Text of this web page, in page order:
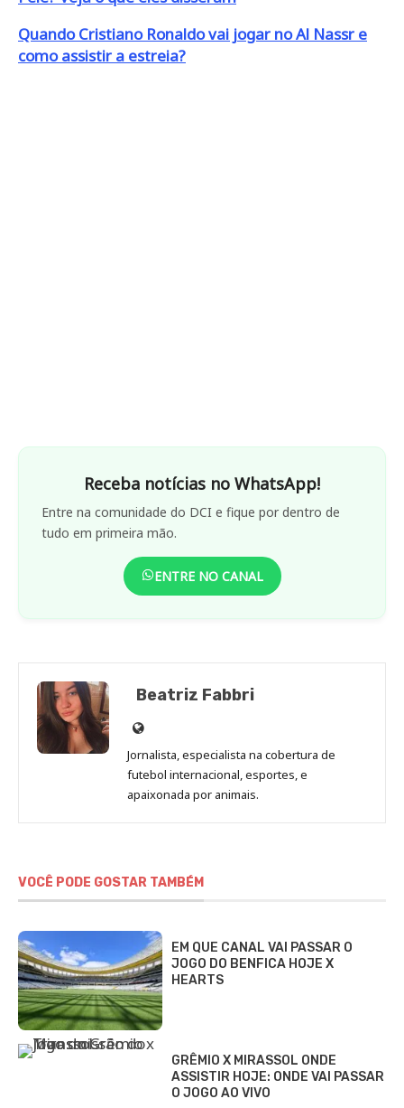
Quando Cristiano Ronaldo vai jogar no Al Nassr e
como assistir a estreia?
Receba notícias no WhatsApp!
Entre na comunidade do DCI e fique por dentro de
tudo em primeira mão.
ENTRE NO CANAL
Beatriz Fabbri
Site
de
Beatriz
Fabbri
Jornalista, especialista na cobertura de
futebol internacional, esportes, e
apaixonada por animais.
VOCÊ PODE GOSTAR TAMBÉM
EM QUE CANAL VAI PASSAR O
JOGO DO BENFICA HOJE X
HEARTS
GRÊMIO X MIRASSOL ONDE
ASSISTIR HOJE: ONDE VAI PASSAR
O JOGO AO VIVO